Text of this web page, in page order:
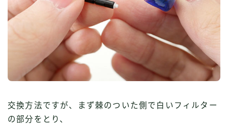
交換方法ですが、まず棘のついた側で白いフィルター
の部分をとり、